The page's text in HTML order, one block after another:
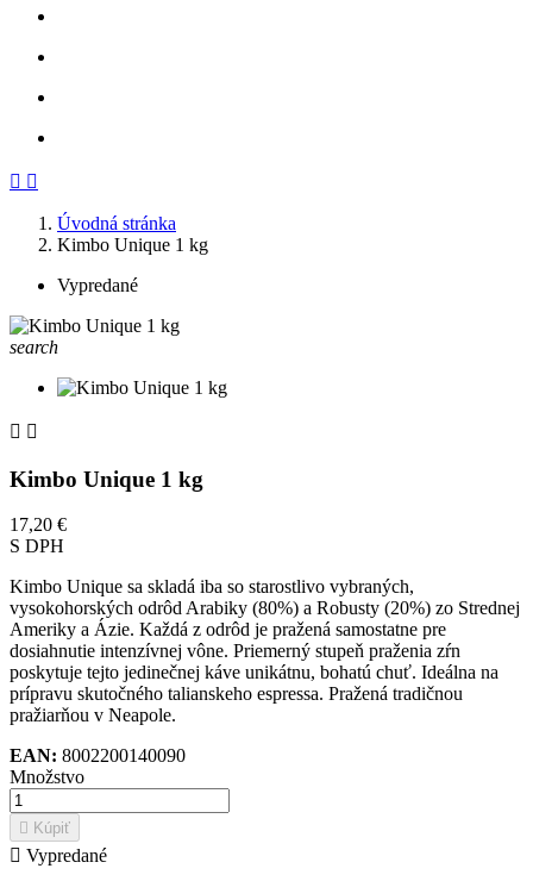
 Späť

Úvodná stránka
Kimbo Unique 1 kg
Vypredané
search
 
Kimbo Unique 1 kg
17,20 €
S DPH
Kimbo Unique sa skladá iba so starostlivo vybraných,
vysokohorských odrôd Arabiky (80%) a Robusty (20%) zo Strednej
Ameriky a Ázie. Každá z odrôd je pražená samostatne pre
dosiahnutie intenzívnej vône. Priemerný stupeň praženia zŕn
poskytuje tejto jedinečnej káve unikátnu, bohatú chuť. Ideálna na
prípravu skutočného talianskeho espressa. Pražená tradičnou
pražiarňou v Neapole.
EAN: 8002200140090
Množstvo
 Kúpiť
 Vypredané